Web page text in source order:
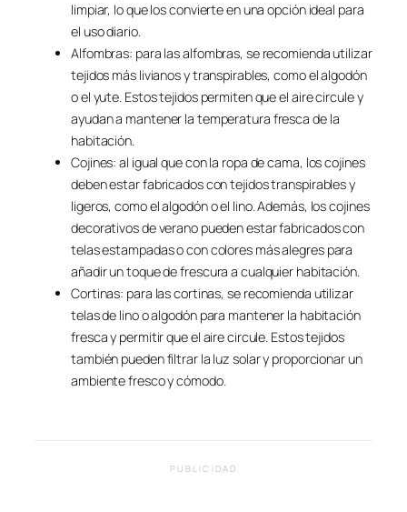
limpiar, lo que los convierte en una opción ideal para
el uso diario.
Alfombras: para las alfombras, se recomienda utilizar
tejidos más livianos y transpirables, como el algodón
o el yute. Estos tejidos permiten que el aire circule y
ayudan a mantener la temperatura fresca de la
habitación.
Cojines: al igual que con la ropa de cama, los cojines
deben estar fabricados con tejidos transpirables y
ligeros, como el algodón o el lino. Además, los cojines
decorativos de verano pueden estar fabricados con
telas estampadas o con colores más alegres para
añadir un toque de frescura a cualquier habitación.
Cortinas: para las cortinas, se recomienda utilizar
telas de lino o algodón para mantener la habitación
fresca y permitir que el aire circule. Estos tejidos
también pueden filtrar la luz solar y proporcionar un
ambiente fresco y cómodo.
PUBLICIDAD